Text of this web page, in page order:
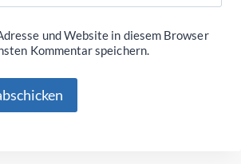
und Website in diesem Browser
Kommentar speichern.